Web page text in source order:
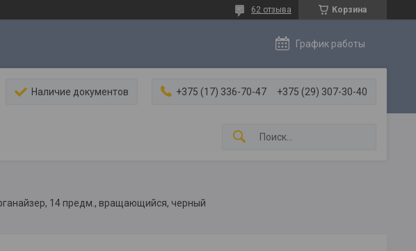
Корзина
62 отзыва
График работы
Наличие документов +375 (17) 336-70-47 +375 (29) 307-30-40
14 предм., вращающийся, черный